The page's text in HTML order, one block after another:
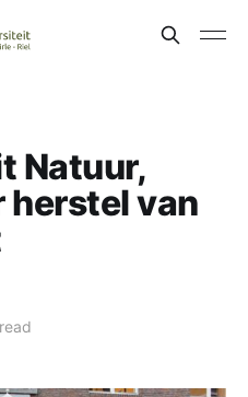
Natuur,
herstel van